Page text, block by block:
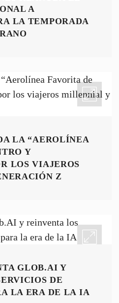
REANUDA EL
A
LA TEMPORADA
LA “AEROLÍNEA
Y
LOS VIAJEROS
GLOB.AI Y
DE